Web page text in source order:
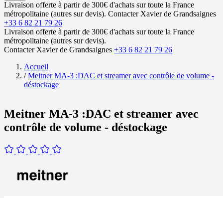
Livraison offerte à partir de 300€ d'achats sur toute la France
métropolitaine (autres sur devis). Contacter Xavier de Grandsaignes
+33 6 82 21 79 26
Livraison offerte à partir de 300€ d'achats sur toute la France
métropolitaine (autres sur devis).
Contacter Xavier de Grandsaignes +33 6 82 21 79 26
Accueil
/ Meitner MA-3 :DAC et streamer avec contrôle de volume -
déstockage
Meitner MA-3 :DAC et streamer avec
contrôle de volume - déstockage